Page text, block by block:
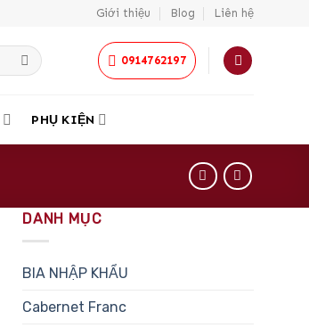
Giới thiệu Blog Liên hệ
0914762197
PHỤ KIỆN
DANH MỤC
BIA NHẬP KHẨU
Cabernet Franc